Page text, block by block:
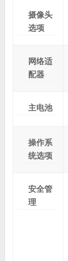
摄像头
选项
网络适
配器
主电池
操作系
统选项
安全管
理